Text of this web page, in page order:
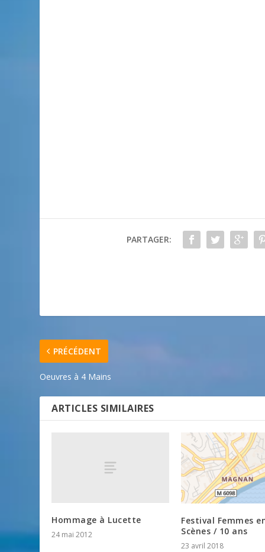
PARTAGER:
PRÉCÉDENT
Oeuvres à 4 Mains
ARTICLES SIMILAIRES
Hommage à Lucette
24 mai 2012
Festival Femmes
Scènes / 10 ans
23 avril 2018